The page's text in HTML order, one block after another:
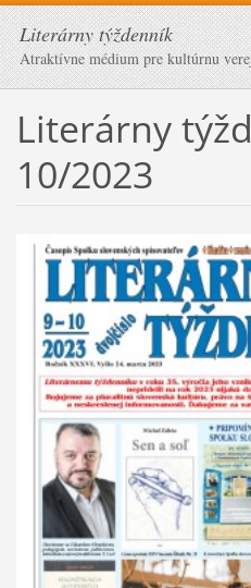
Literárny týždenník
Atraktívne médium pre kultúrnu
Literárny
10/2023